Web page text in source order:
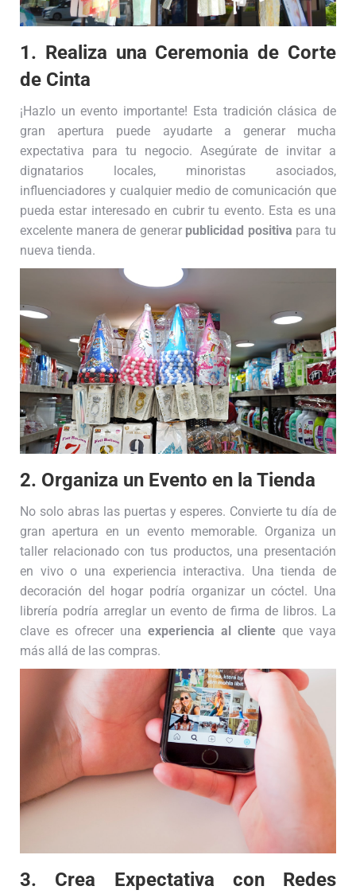
1. Realiza una Ceremonia de Corte
de Cinta
¡Hazlo un evento importante! Esta tradición clásica de
gran apertura puede ayudarte a generar mucha
expectativa para tu negocio. Asegúrate de invitar a
dignatarios locales, minoristas asociados,
influenciadores y cualquier medio de comunicación que
pueda estar interesado en cubrir tu evento. Esta es una
excelente manera de generar publicidad positiva para tu
nueva tienda.
2. Organiza un Evento en la Tienda
No solo abras las puertas y esperes. Convierte tu día de
gran apertura en un evento memorable. Organiza un
taller relacionado con tus productos, una presentación
en vivo o una experiencia interactiva. Una tienda de
decoración del hogar podría organizar un cóctel. Una
librería podría arreglar un evento de firma de libros. La
clave es ofrecer una experiencia al cliente que vaya
más allá de las compras.
3. Crea Expectativa con Redes